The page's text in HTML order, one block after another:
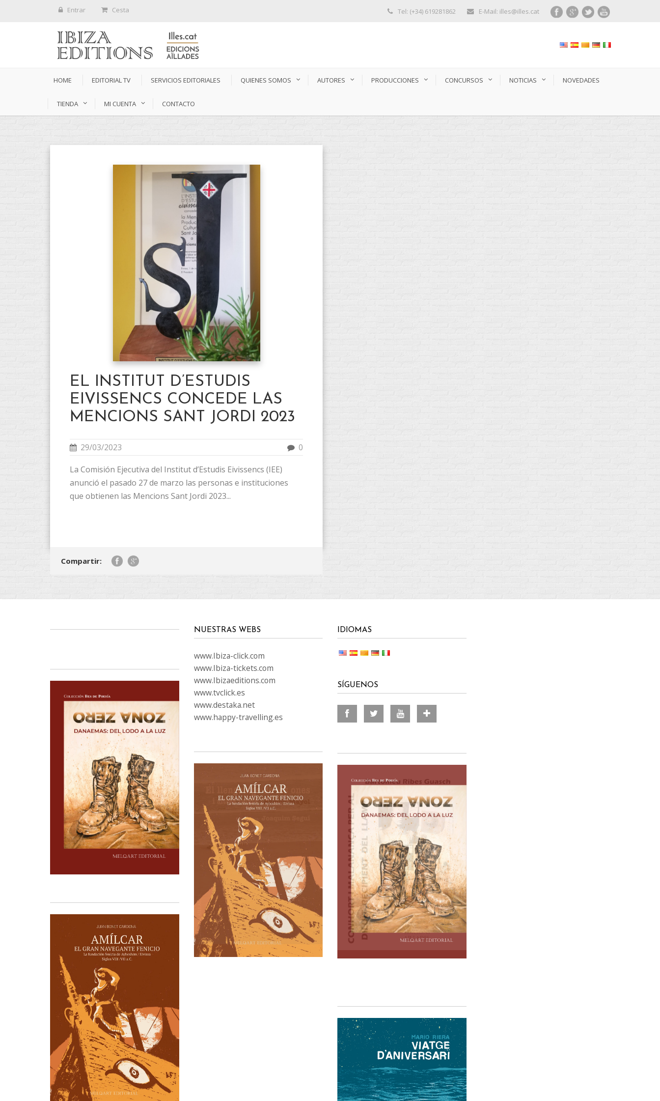
Entrar Cesta Tel: (+34) 619281862 E-Mail: illes@illes.cat
HOME EDITORIAL TV SERVICIOS EDITORIALES QUIENES SOMOS AUTORES PRODUCCIONES CONCURSOS NOTICIAS NOVEDADES
TIENDA MI CUENTA CONTACTO
EL INSTITUT D’ESTUDIS
EIVISSENCS CONCEDE LAS
MENCIONS SANT JORDI 2023
29/03/2023 0
La Comisión Ejecutiva del Institut d’Estudis Eivissencs (IEE)
anunció el pasado 27 de marzo las personas e instituciones
que obtienen las Mencions Sant Jordi 2023...
Compartir:
NUESTRAS WEBS
www.Ibiza-click.com
www.Ibiza-tickets.com
www.Ibizaeditions.com
www.tvclick.es
www.destaka.net
www.happy-travelling.es
IDIOMAS
SÍGUENOS